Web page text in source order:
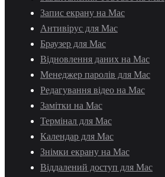
Запис екрану на Mac
Антивірус для Mac
Браузер для Mac
Відновлення даних на Mac
Менеджер паролів для Mac
Редагування відео на Mac
Замітки на Mac
Термінал для Mac
Календар для Mac
Знімки екрану на Mac
Віддалений доступ для Mac